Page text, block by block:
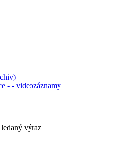
- - videozáznamy
výraz